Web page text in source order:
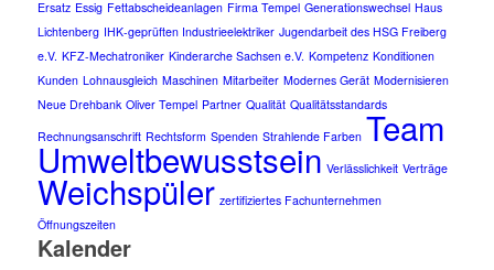
Ersatz Essig Fettabscheideanlagen Firma Tempel Generationswechsel Haus
Lichtenberg IHK-geprüften Industrieelektriker Jugendarbeit des HSG Freiberg
e.V. KFZ-Mechatroniker Kinderarche Sachsen e.V. Kompetenz Konditionen
Kunden Lohnausgleich Maschinen Mitarbeiter Modernes Gerät Modernisieren
Neue Drehbank Oliver Tempel Partner Qualität Qualitätsstandards
Rechnungsanschrift Rechtsform Spenden Strahlende Farben Team
Umweltbewusstsein Verlässlichkeit Verträge
Weichspüler zertifiziertes Fachunternehmen
Öffnungszeiten
Kalender